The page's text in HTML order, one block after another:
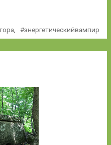
, энергетическийвампир